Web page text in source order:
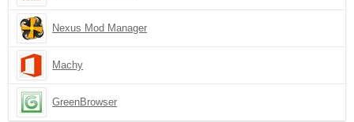
Nexus Mod Manager
Machy
GreenBrowser